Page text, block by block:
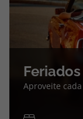
Aproveite